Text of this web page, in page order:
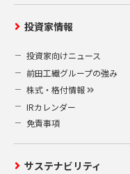
投資家情報
投資家向けニュース
前田工繊グループの強み
株式・格付情報
IRカレンダー
免責事項
サステナビリティ